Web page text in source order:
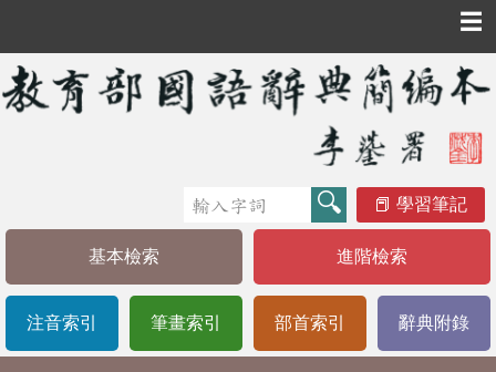
☰
學習筆記
基本檢索 進階檢索
注音索引 筆畫索引 部首索引 辭典附錄